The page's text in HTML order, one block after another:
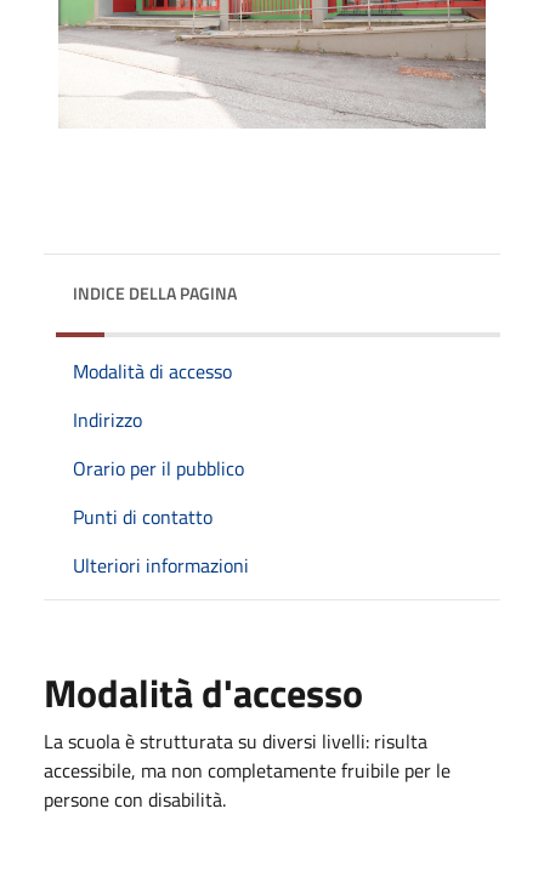
INDICE DELLA PAGINA
Modalità di accesso
Indirizzo
Orario per il pubblico
Punti di contatto
Ulteriori informazioni
Modalità d'accesso
La scuola è strutturata su diversi livelli: risulta
accessibile, ma non completamente fruibile per le
persone con disabilità.